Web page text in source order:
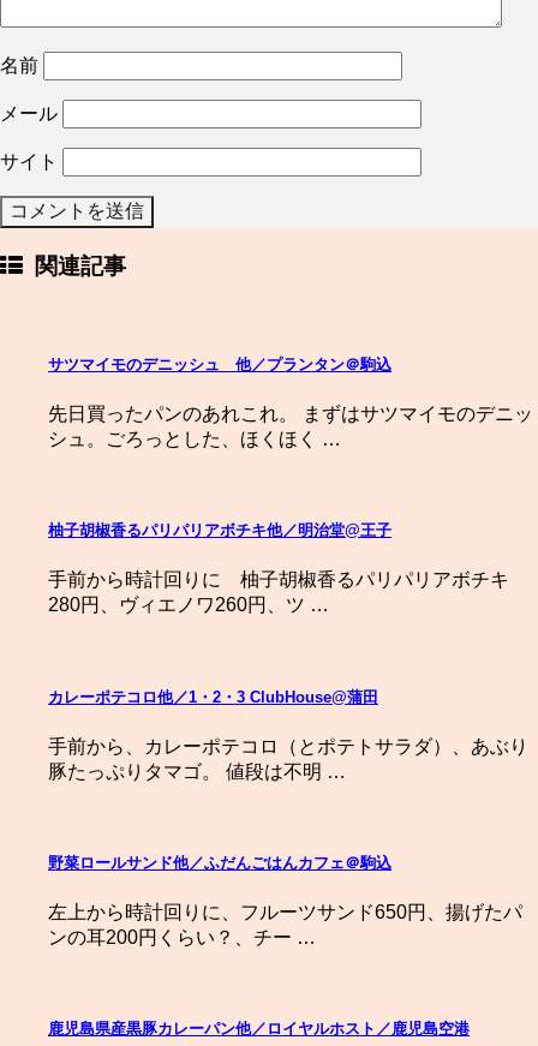
名前
メール
サイト
関連記事
サツマイモのデニッシュ 他／プランタン＠駒込
先日買ったパンのあれこれ。 まずはサツマイモのデニッ
シュ。ごろっとした、ほくほく …
柚子胡椒香るパリパリアボチキ他／明治堂@王子
手前から時計回りに 柚子胡椒香るパリパリアボチキ
280円、ヴィエノワ260円、ツ …
カレーポテコロ他／1・2・3 ClubHouse@蒲田
手前から、カレーポテコロ（とポテトサラダ）、あぶり
豚たっぷりタマゴ。 値段は不明 …
野菜ロールサンド他／ふだんごはんカフェ＠駒込
左上から時計回りに、フルーツサンド650円、揚げたパ
ンの耳200円くらい？、チー …
鹿児島県産黒豚カレーパン他／ロイヤルホスト／鹿児島空港